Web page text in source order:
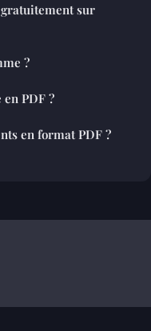
sur
?
PDF ?
en format PDF ?